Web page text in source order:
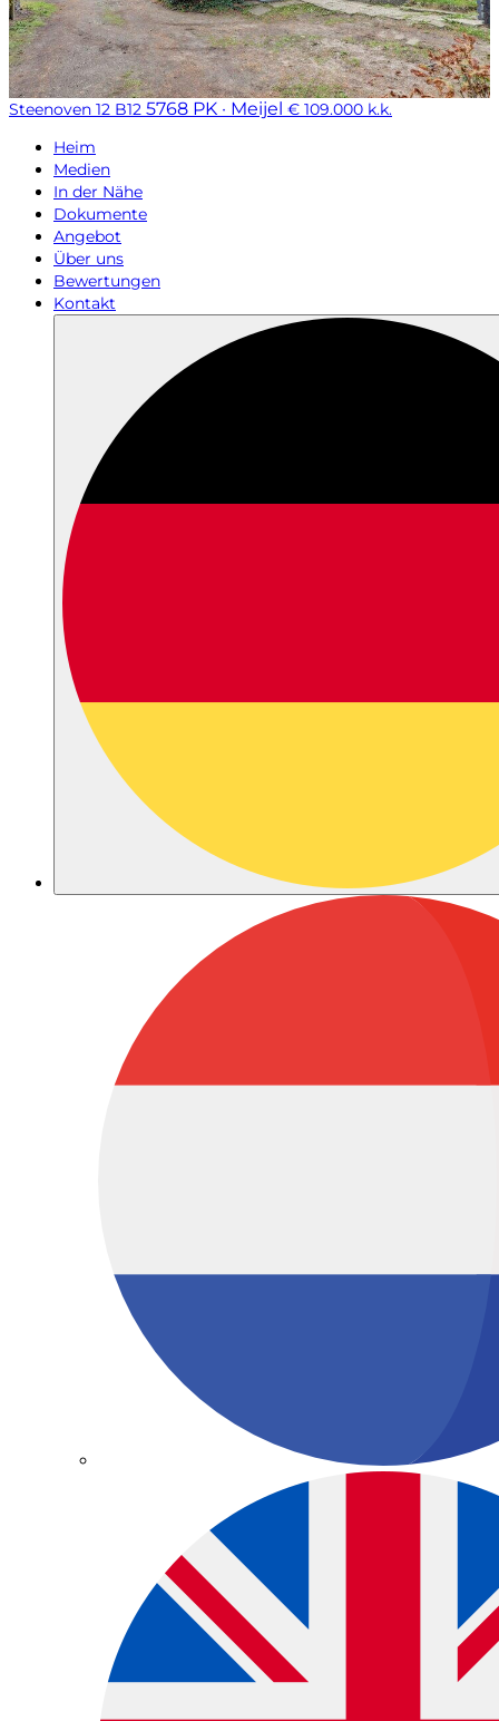
Steenoven 12 B12 5768 PK · Meijel € 109.000 k.k.
Heim
Medien
In der Nähe
Dokumente
Angebot
Über uns
Bewertungen
Kontakt